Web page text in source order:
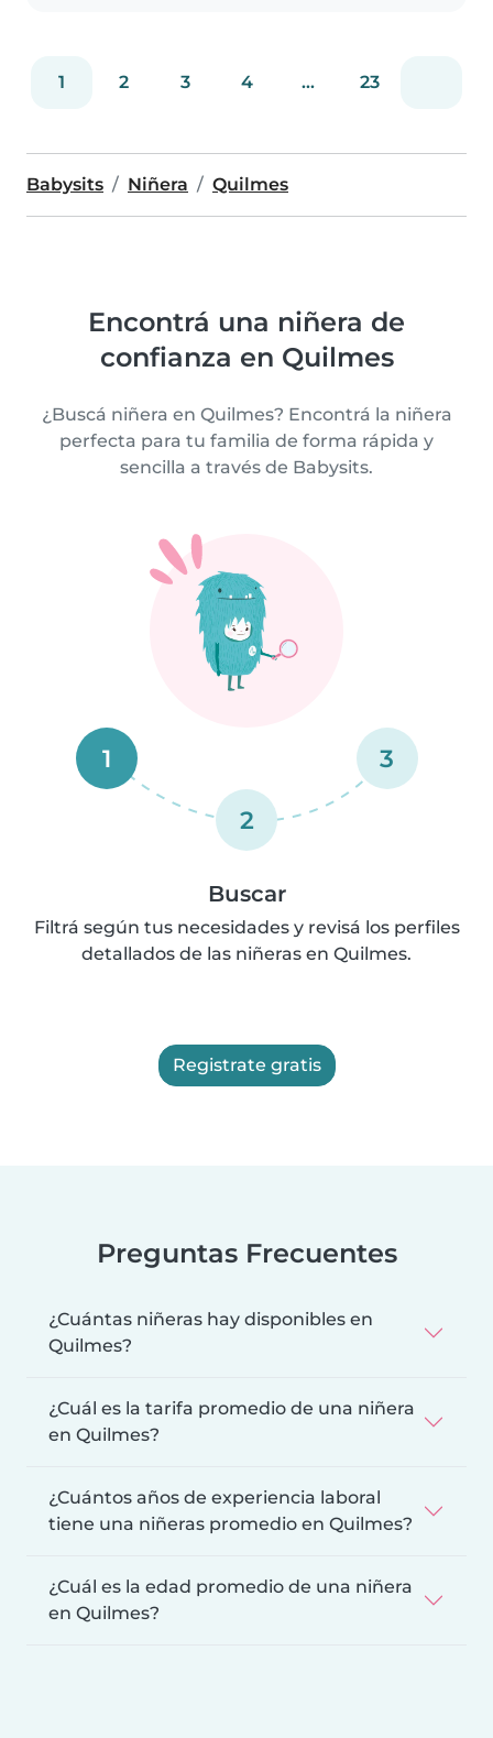
1 2 3 4 ... 23
Babysits Niñera Quilmes
Encontrá una niñera de
confianza en Quilmes
¿Buscá niñera en Quilmes? Encontrá la niñera
perfecta para tu familia de forma rápida y
sencilla a través de Babysits.
1
2
3
Buscar
Filtrá según tus necesidades y revisá los perfiles
detallados de las niñeras en Quilmes.
Registrate gratis
Preguntas Frecuentes
¿Cuántas niñeras hay disponibles en
Quilmes?
¿Cuál es la tarifa promedio de una niñera
en Quilmes?
¿Cuántos años de experiencia laboral
tiene una niñeras promedio en Quilmes?
¿Cuál es la edad promedio de una niñera
en Quilmes?